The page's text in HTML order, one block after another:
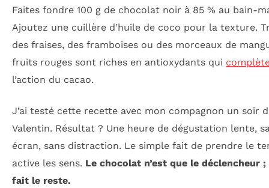
Faites fondre 100 g de chocolat noir à 85 % au bain-
Ajoutez une cuillère d’huile de coco pour la texture.
des fraises, des framboises ou des morceaux de
fruits rouges sont riches en antioxydants qui
l’action du cacao.
J’ai testé cette recette avec mon compagnon un soir
Valentin. Résultat ? Une heure de dégustation lente,
écran, sans distraction. Le simple fait de prendre le
active les sens. Le chocolat n’est que le déclencheur
fait le reste.